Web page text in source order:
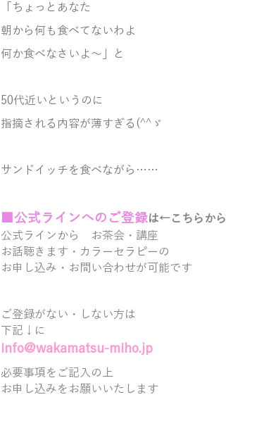
「ちょっとあなた
朝から何も食べてないわよ
何か食べなさいよ～」と
50代近いというのに
指摘される内容が薄すぎる(^^ゞ
サンドイッチを食べながら……
公式ラ インへのご登録は←こちらから
公式ラインから
お茶会・講座
お話聴きます・ カラーセラピーの
お申し込み・お問い合わせが可能です
ご登録がない・しない方は
下記↓に
info@wakamatsu-miho.jp
必要事項をご記入の上
お申し込みをお願いいたします